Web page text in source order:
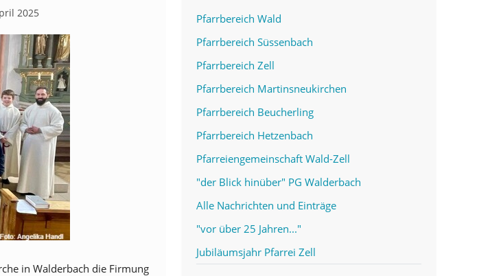
2025
in Walderbach die Firmung
Pfarrbereich Wald
Pfarrbereich Süssenbach
Pfarrbereich Zell
Pfarrbereich Martinsneukirchen
Pfarrbereich Beucherling
Pfarrbereich Hetzenbach
Pfarreiengemeinschaft Wald-Zell
"der Blick hinüber" PG Walderbach
Alle Nachrichten und Einträge
"vor über 25 Jahren..."
Jubiläumsjahr Pfarrei Zell